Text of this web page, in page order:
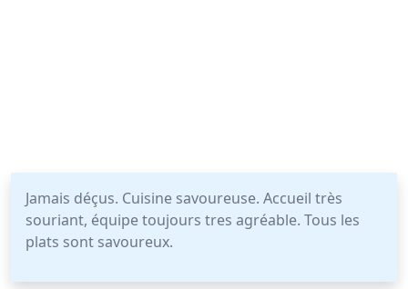
Jamais déçus. Cuisine savoureuse. Accueil très
souriant, équipe toujours tres agréable. Tous les
plats sont savoureux.